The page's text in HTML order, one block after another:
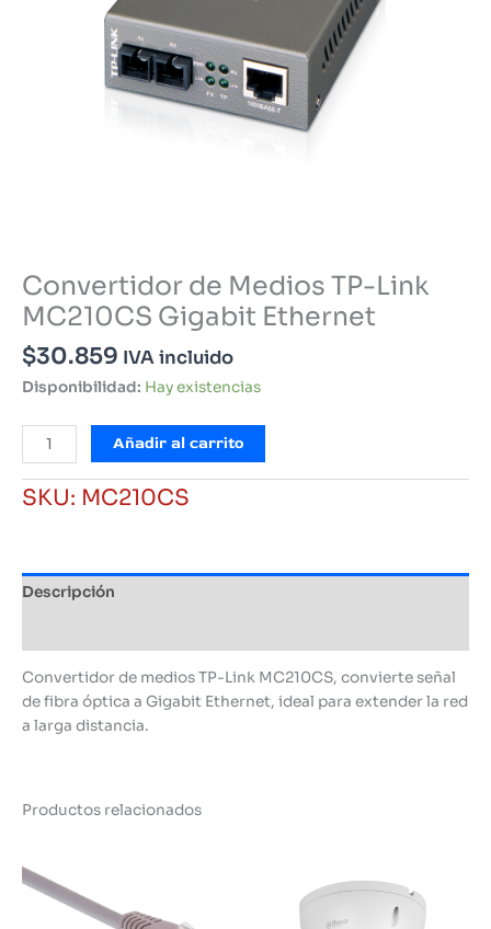
Convertidor de Medios TP-Link
MC210CS Gigabit Ethernet
$30.859 IVA incluido
Disponibilidad: Hay existencias
Convertidor
de
Medios
TP-
Gigabit
Ethernet
Añadir al carrito
SKU: MC210CS
Descripción
Convertidor de medios TP-Link MC210CS, convierte señal
de fibra óptica a Gigabit Ethernet, ideal para extender la red
a larga distancia.
Productos relacionados